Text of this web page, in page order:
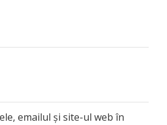
emailul și site-ul web în